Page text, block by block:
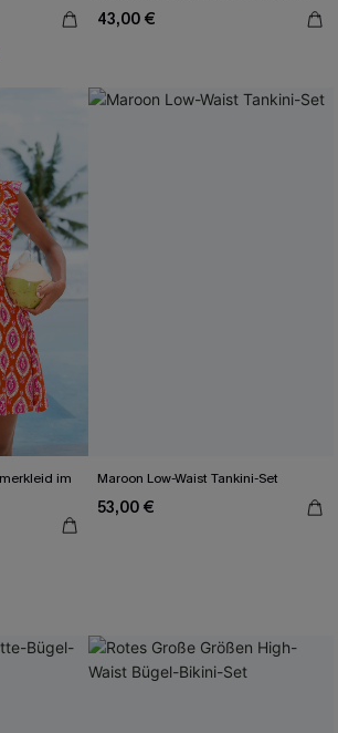
43,00 €
im
Maroon Low-Waist Tankini-Set
53,00 €